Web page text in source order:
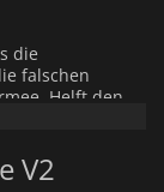
die
falschen
Helft den
und tötet
und
Ziele, wartet
V2